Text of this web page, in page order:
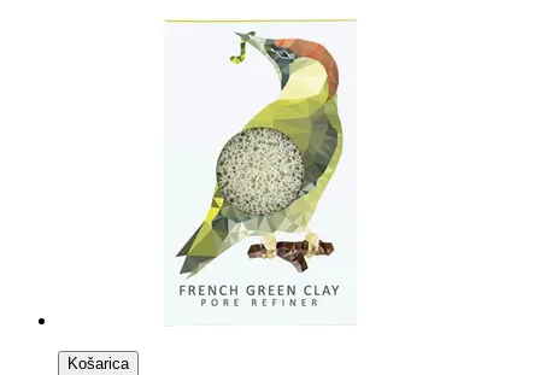
Košarica